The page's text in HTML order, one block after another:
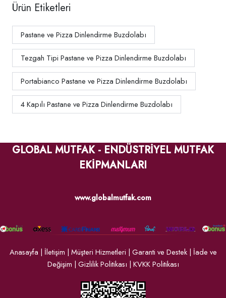
Ürün Etiketleri
Pastane ve Pizza Dinlendirme Buzdolabı
Tezgah Tipi Pastane ve Pizza Dinlendirme Buzdolabı
Portabianco Pastane ve Pizza Dinlendirme Buzdolabı
4 Kapılı Pastane ve Pizza Dinlendirme Buzdolabı
GLOBAL MUTFAK - ENDÜSTRİYEL MUTFAK
EKİPMANLARI
www.globalmutfak.com
Anasayfa | İletişim | Müşteri Hizmetleri | Garanti ve Destek| İade ve
Değişim | Gizlilik Politikası | KVKK Politikası